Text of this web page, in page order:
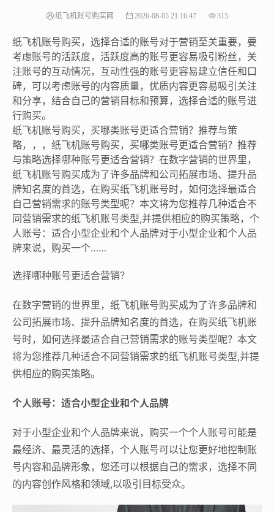
纸飞机账号购买网 2026-08-05 21:16:47 315
纸飞机账号购买，选择合适的账号对于营销至关重要，要
考虑账号的活跃度，活跃度高的账号更容易吸引粉丝，关
注账号的互动情况，互动性强的账号更容易建立信任和口
碑，可以考虑账号的内容质量，优质内容更容易吸引关注
和分享，结合自己的营销目标和预算，选择合适的账号进
行购买。
纸飞机账号购买，买哪类账号更适合营销？推荐与策
略，，，纸飞机账号购买，买哪类账号更适合营销？推荐
与策略选择哪种账号更适合营销？在数字营销的世界里，
纸飞机账号购买成为了许多品牌和公司拓展市场、提升品
牌知名度的首选，在购买纸飞机账号时，如何选择最适合
自己营销需求的账号类型呢？本文将为您推荐几种适合不
同营销需求的纸飞机账号类型,并提供相应的购买策略，个
人账号：适合小型企业和个人品牌对于小型企业和个人品
牌来说，购买一个……
选择哪种账号更适合营销？
在数字营销的世界里，纸飞机账号购买成为了许多品牌和
公司拓展市场、提升品牌知名度的首选，在购买纸飞机账
号时，如何选择最适合自己营销需求的账号类型呢？本文
将为您推荐几种适合不同营销需求的纸飞机账号类型,并提
供相应的购买策略。
个人账号：适合小型企业和个人品牌
对于小型企业和个人品牌来说，购买一个个人账号可能是
最经济、最灵活的选择，个人账号可以让您更好地控制账
号内容和品牌形象，您还可以根据自己的需求，选择不同
的内容创作风格和领域,以吸引目标受众。